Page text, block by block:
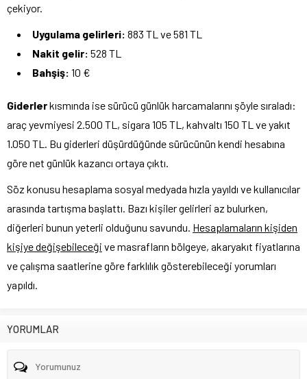
çekiyor.
Uygulama gelirleri: 883 TL ve 581 TL
Nakit gelir: 528 TL
Bahşiş: 10 €
Giderlerkısmında ise sürücü günlük harcamalarını şöyle sıraladı:
araç yevmiyesi 2.500 TL, sigara 105 TL, kahvaltı 150 TL ve yakıt
1.050 TL. Bu giderleri düşürdüğünde sürücünün kendi hesabına
göre net günlük kazancı ortaya çıktı.
Söz konusu hesaplama sosyal medyada hızla yayıldı ve kullanıcılar
arasında tartışma başlattı. Bazı kişiler gelirleri az bulurken,
diğerleri bunun yeterli olduğunu savundu. Hesaplamaların kişiden
kişiye değişebileceği ve masrafların bölgeye, akaryakıt fiyatlarına
ve çalışma saatlerine göre farklılık gösterebileceği yorumları
yapıldı.
YORUMLAR